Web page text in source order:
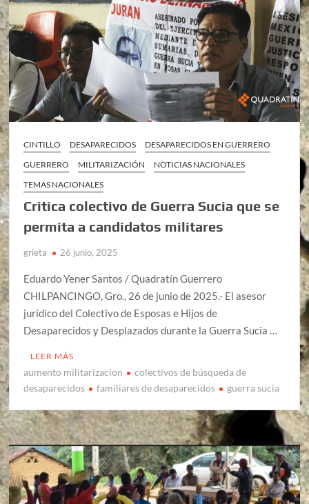
CINTILLO DESAPARECIDOS
DESAPARECIDOS EN GUERRERO
GUERRERO
MILITARIZACIÓN
NOTICIAS NACIONALES
TEMAS NACIONALES
Critica colectivo de Guerra Sucia que se
permita a candidatos militares
grieta 26 junio, 2025
Eduardo Yener Santos / Quadratín Guerrero
CHILPANCINGO, Gro., 26 de junio de 2025.- El asesor
jurídico del Colectivo de Esposas e Hijos de
Desaparecidos y Desplazados durante la Guerra Sucia …
LEER MÁS
aumento militarizacion
colectivos de búsqueda de
desaparecidos
familiares de desaparecidos guerra sucia